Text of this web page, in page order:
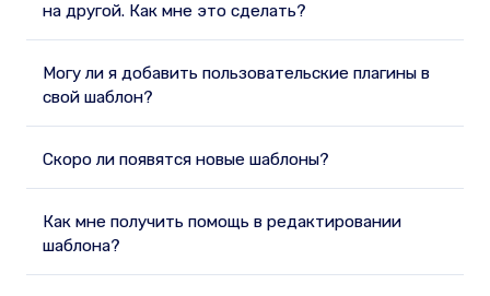
на другой. Как мне это сделать?
Могу ли я добавить пользовательские плагины в
свой шаблон?
Скоро ли появятся новые шаблоны?
Как мне получить помощь в редактировании
шаблона?